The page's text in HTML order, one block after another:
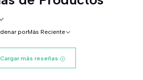
porMás Reciente
Cargar más reseñas